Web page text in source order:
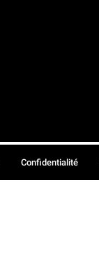
Confidentialité